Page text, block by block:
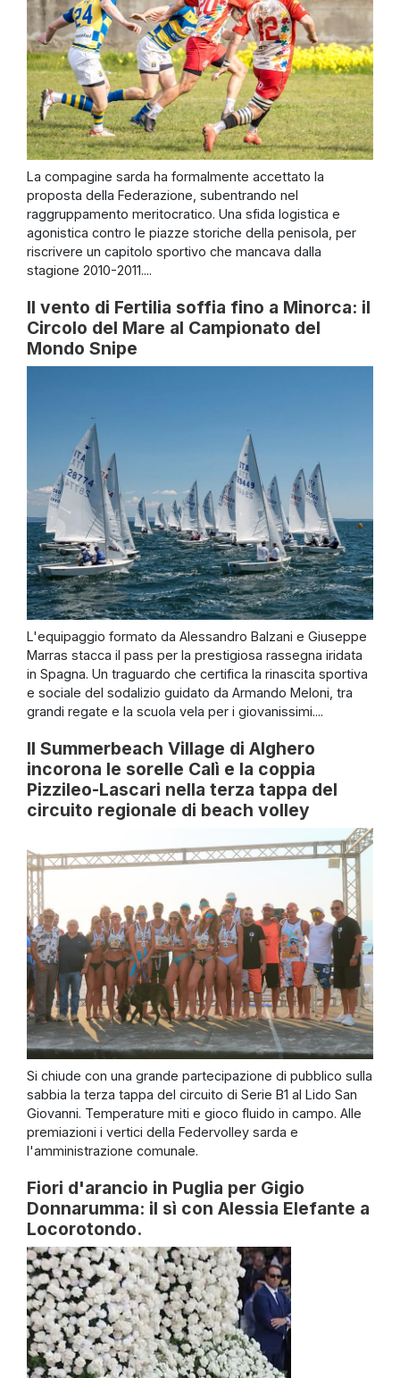
La compagine sarda ha formalmente accettato la
proposta della Federazione, subentrando nel
raggruppamento meritocratico. Una sfida logistica e
agonistica contro le piazze storiche della penisola, per
riscrivere un capitolo sportivo che mancava dalla
stagione 2010-2011....
Il vento di Fertilia soffia fino a Minorca: il
Circolo del Mare al Campionato del
Mondo Snipe
L'equipaggio formato da Alessandro Balzani e Giuseppe
Marras stacca il pass per la prestigiosa rassegna iridata
in Spagna. Un traguardo che certifica la rinascita sportiva
e sociale del sodalizio guidato da Armando Meloni, tra
grandi regate e la scuola vela per i giovanissimi....
Il Summerbeach Village di Alghero
incorona le sorelle Calì e la coppia
Pizzileo-Lascari nella terza tappa del
circuito regionale di beach volley
Si chiude con una grande partecipazione di pubblico sulla
sabbia la terza tappa del circuito di Serie B1 al Lido San
Giovanni. Temperature miti e gioco fluido in campo. Alle
premiazioni i vertici della Federvolley sarda e
l'amministrazione comunale.
Fiori d'arancio in Puglia per Gigio
Donnarumma: il sì con Alessia Elefante a
Locorotondo.